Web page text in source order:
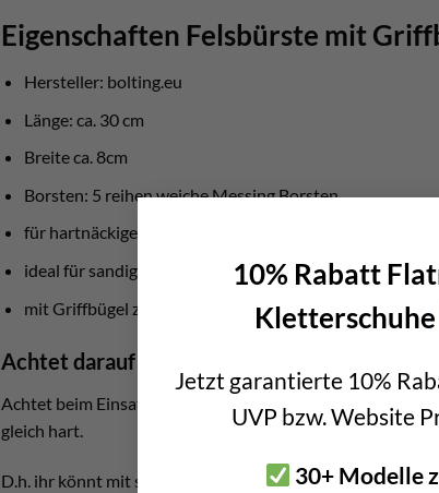
10% Rabatt
Kletterschuhe
Jetzt garantierte 10%
UVP bzw. Website
30+ Modelle
Eigenschaften Felsbürste mit
Hersteller: bolting.eu
Länge: ca. 30 cm
Breite ca. 8cm
Borsten: 5 reihen weiche Messing Borsten
für hartnäckigen Schmutz am Fels
ideal für sandige und bröselige Oberfläche
mit Griffbügel zum Anpressen mit beiden Händen
Achtet darauf wie ihr Felsen reinigt!
Achtet beim Einsatz der Felsbürste mit Griffbügel weich
gleich hart.
D.h. ihr könnt mit sehr harten Bürsten irreparablen